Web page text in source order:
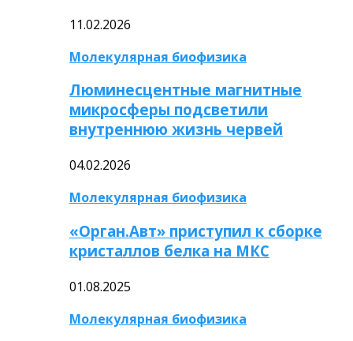
11.02.2026
Молекулярная биофизика
Люминесцентные магнитные
микросферы подсветили
внутреннюю жизнь червей
04.02.2026
Молекулярная биофизика
«Орган.Авт» приступил к сборке
кристаллов белка на МКС
01.08.2025
Молекулярная биофизика